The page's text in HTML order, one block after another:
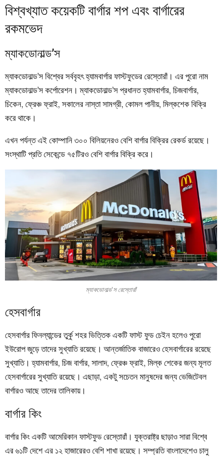
বিশ্বখ্যাত কয়েকটি বার্গার শপ এবং বার্গারের
রকমভেদ
ম্যাকডোনাল্ড’স
ম্যাকডোনাল্ড’স বিশ্বের সর্ববৃহৎ হ্যামবার্গার ফাস্টফুডের রেস্তোরাঁ। এর পুরো নাম
ম্যাকডোনাল্ড’স কর্পোরেশন। ম্যাকডোনাল্ড’স প্রধানত হ্যামবার্গার, চিজবার্গার,
চিকেন, ফ্রেঞ্চ ফ্রাই, সকালের নাস্তা সামগ্রী, কোমল পানীয়, মিল্কশেক বিক্রি
করে থাকে।
এখন পর্যন্ত এই কোম্পানি ৩০০ বিলিয়নেরও বেশি বার্গার বিক্রির রেকর্ড রয়েছে।
সংস্থাটি প্রতি সেকেন্ডে ৭৫টিরও বেশি বার্গার বিক্রি করে।
ম্যাকডোনাল্ড’স রেস্তোরাঁ
হেসবার্গার
হেসবার্গার ফিনল্যান্ডের তুর্কু শহর ভিত্তিক একটি ফাস্ট ফুড চেইন হলেও পুরো
ইউরোপ জুড়ে তাদের সুখ্যাতি রয়েছে। আন্তর্জাতিক বাজারেও হেসবার্গারের রয়েছে
সুখ্যাতি। হ্যামবার্গার, চিজ বার্গার, সালাদ, ফ্রেঞ্চ ফ্রাই, মিল্ক শেকের জন্য মূলত
হেসবার্গারের সুখ্যাতি রয়েছে। এছাড়া, একটু সচেতন মানুষদের জন্য ভেজিটেবল
বার্গারও আছে তাদের তালিকায়।
বার্গার কিং
বার্গার কিং একটি আমেরিকান ফাস্টফুড রেস্তোরাঁ। যুক্তরাষ্ট্র ছাড়াও সারা বিশ্বে
এর ৬১টি দেশে এর ১২ হাজারেরও বেশি শাখা রয়েছে। সম্প্রতি বাংলাদেশেও চালু